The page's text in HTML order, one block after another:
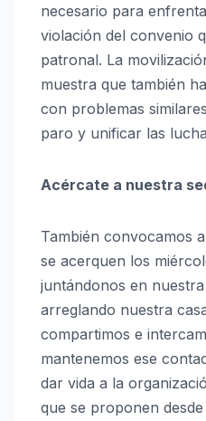
necesario para
violación del convenio
patronal. La
muestra que también
con problemas
paro y unificar las
Acércate a nuestra
También convocamos
se acerquen los
juntándonos en nuestra
arreglando nuestra
compartimos e
mantenemos ese
dar vida a la
que se proponen